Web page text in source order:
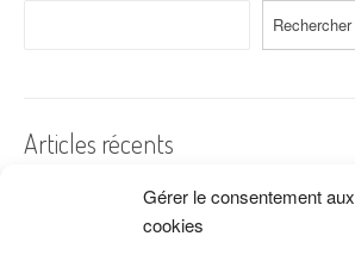
Gérer le consentement aux
cookies
Rechercher
Articles récents
A quelles dates de l’année offre-t-on des fleurs ?
Les fleurs préférées des Français